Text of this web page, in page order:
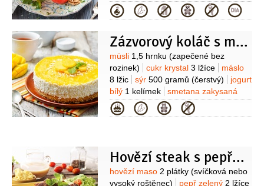
(nastrouhaný)
sůl oregano
semínka
slunečnicová20 gramů (pražená)
Kategorie
Zázvorový koláč s mangem
Suroviny
müsli 1,5 hrnku (zapečené bez
rozinek)
cukr krystal 3 lžíce
máslo
8 lžic
sýr 500 gramů (čerstvý)
jogurt
bílý 1 kelímek
smetana zakysaná
1 kelímek
med 3 lžíce
pokapání)
zázvor1 lžička (1-2 lžičky
Kategorie
Hovězí steak s pepřovou omáčkou
Suroviny
hovězí maso 2 plátky (svíčková nebo
vysoký roštěnec)
pepř zelený 2 lžíce